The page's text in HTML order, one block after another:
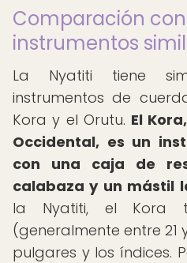
Comparación
instrumentos
La Nyatiti tiene
instrumentos de
Kora y el Orutu. El
Occidental, es un
con una caja de
calabaza y un mástil
la Nyatiti, el Kora
(generalmente entre 21
pulgares y los índices.